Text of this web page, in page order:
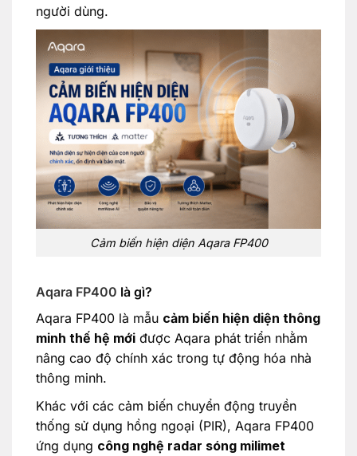
người dùng.
Cảm biến hiện diện Aqara FP400
Aqara FP400 là gì?
Aqara FP400 là mẫu cảm biến hiện diện thông
minh thế hệ mớiđược Aqara phát triển nhằm
nâng cao độ chính xác trong tự động hóa nhà
thông minh.
Khác với các cảm biến chuyển động truyền
thống sử dụng hồng ngoại (PIR), Aqara FP400
ứng dụng công nghệ radar sóng milimet